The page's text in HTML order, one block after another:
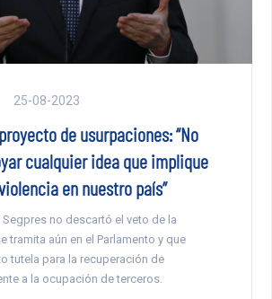
25-08-2023
de usurpaciones: “No
cualquier idea que implique
en nuestro país”
Segpres no descartó el veto de la
tramita aún en el Parlamento y que
tutela para la recuperación de
a la ocupación de terceros.